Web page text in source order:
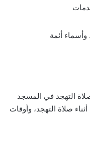
أئمة
التهجد في المسجد
صلاة التهجد، وأوقات